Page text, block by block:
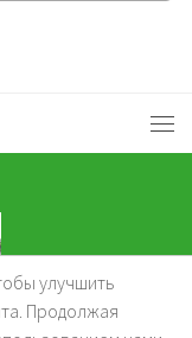
улучшить
Продолжая